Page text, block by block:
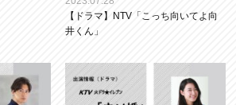
【ドラマ】NTV「こっち向いてよ向
井くん」